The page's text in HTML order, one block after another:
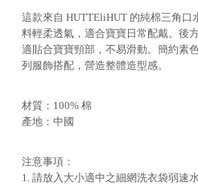
這款來自 HUTTEliHUT 的純棉三角口
料輕柔透氣，適合寶寶日常配戴。後
適貼合寶寶頸部，不易滑動。簡約素
列服飾搭配，營造整體造型感。
材質：100% 棉
產地：中國
注意事項：
1. 請放入大小適中之細網洗衣袋弱速